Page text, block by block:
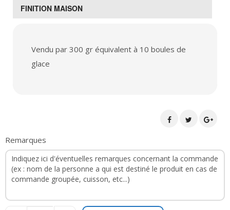
FINITION MAISON
Vendu par 300 gr équivalent à 10 boules de
glace
Remarques